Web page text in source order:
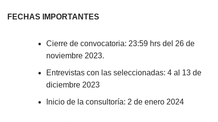
FECHAS IMPORTANTES
Cierre de convocatoria: 23:59 hrs del 26 de
noviembre 2023.
Entrevistas con las seleccionadas: 4 al 13 de
diciembre 2023
Inicio de la consultoría: 2 de enero 2024